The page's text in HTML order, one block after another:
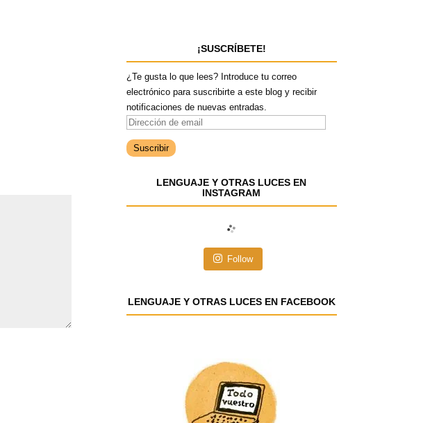
¡SUSCRÍBETE!
¿Te gusta lo que lees? Introduce tu correo
electrónico para suscribirte a este blog y recibir
notificaciones de nuevas entradas.
D
r
m
LENGUAJE Y OTRAS LUCES EN
INSTAGRAM
Follow
LENGUAJE Y OTRAS LUCES EN FACEBOOK